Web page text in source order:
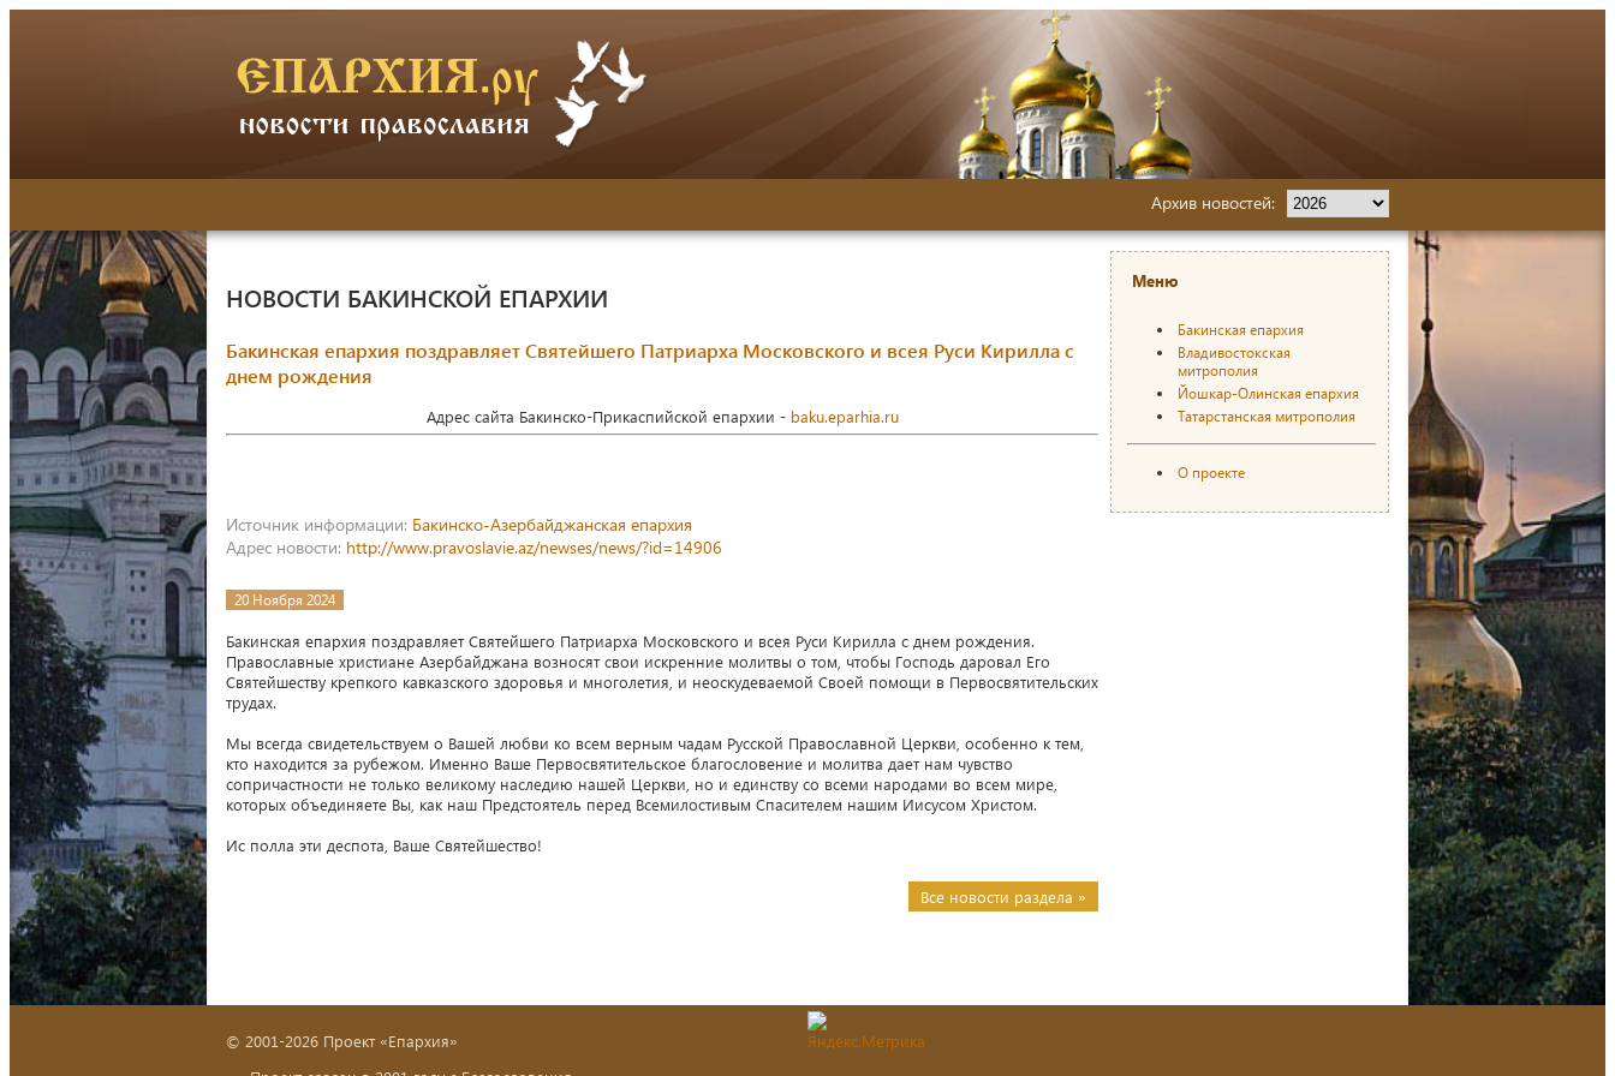
Архив новостей:
НОВОСТИ БАКИНСКОЙ ЕПАРХИИ
Бакинская епархия поздравляет Святейшего Патриарха Московского и всея Руси Кирилла с
днем рождения
Адрес сайта Бакинско-Прикаспийской епархии - baku.eparhia.ru
Источник информации: Бакинско-Азербайджанская епархия
Адрес новости: http://www.pravoslavie.az/newses/news/?id=14906
20 Ноября 2024
Бакинская епархия поздравляет Святейшего Патриарха Московского и всея Руси Кирилла с днем рождения.
Православные христиане Азербайджана возносят свои искренние молитвы о том, чтобы Господь даровал Его
Святейшеству крепкого кавказского здоровья и многолетия, и неоскудеваемой Своей помощи в Первосвятительских
трудах.
Мы всегда свидетельствуем о Вашей любви ко всем верным чадам Русской Православной Церкви, особенно к тем,
кто находится за рубежом. Именно Ваше Первосвятительское благословение и молитва дает нам чувство
сопричастности не только великому наследию нашей Церкви, но и единству со всеми народами во всем мире,
которых объединяете Вы, как наш Предстоятель перед Всемилостивым Спасителем нашим Иисусом Христом.
Ис полла эти деспота, Ваше Святейшество!
Все новости раздела »
Меню
Бакинская епархия
Владивостокская
митрополия
Йошкар-Олинская епархия
Татарстанская митрополия
О проекте
© 2001-2026 Проект «Епархия»